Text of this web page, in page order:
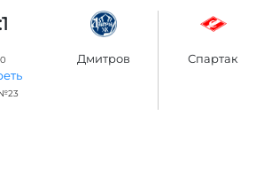
Дмитров Спартак